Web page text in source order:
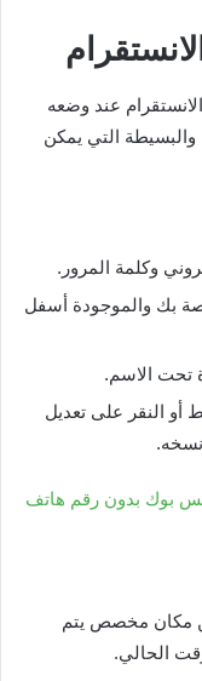
عند وضعه
والبسيطة التي يمكن
وكلمة المرور.
بك والموجودة أسفل
تحت الاسم.
أو النقر على تعديل
بوك بدون رقم هاتف
مكان مخصص يتم
الحالي.